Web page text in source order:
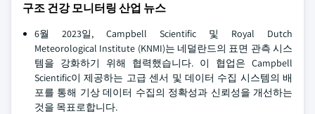
구조 건강 모니터링 산업 뉴스
6월 2023일, Campbell Scientific 및 Royal Dutch
Meteorological Institute (KNMI)는 네덜란드의 표면 관측 시스
템을 강화하기 위해 협력했습니다. 이 협업은 Campbell
Scientific이 제공하는 고급 센서 및 데이터 수집 시스템의 배
포를 통해 기상 데이터 수집의 정확성과 신뢰성을 개선하는
것을 목표로합니다.